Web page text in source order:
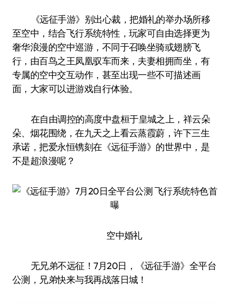
《远征手游》别出心裁，把婚礼的举办场所移
至空中，结合飞行系统特性，玩家可自由选择更为
奢华浪漫的空中巡游，不同于召唤坐骑或翅膀飞
行，由百鸟之王凤凰驭车而来，夫妻相拥而坐，有
专属的空中交互动作，甚至出现一些不可描述画
面，大家可以进游戏自行体验。
在自由调控的高度中盘桓于皇城之上，祥云朵
朵、烟花围绕，在九天之上看云蒸霞蔚，许下三生
承诺，把爱永恒镌刻在《远征手游》的世界中，是
不是超浪漫呢？
空中婚礼
无兄弟不远征！7月20日，《远征手游》全平台
公测，兄弟快来与我再战落日城！